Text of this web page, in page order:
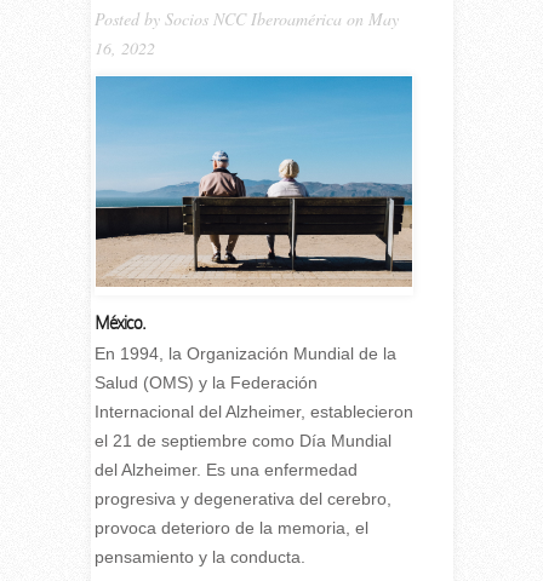
Posted by Socios NCC Iberoamérica on May
16, 2022
México.
En 1994, la Organización Mundial de la
Salud (OMS) y la Federación
Internacional del Alzheimer, establecieron
el 21 de septiembre como Día Mundial
del Alzheimer. Es una enfermedad
progresiva y degenerativa del cerebro,
provoca deterioro de la memoria, el
pensamiento y la conducta.